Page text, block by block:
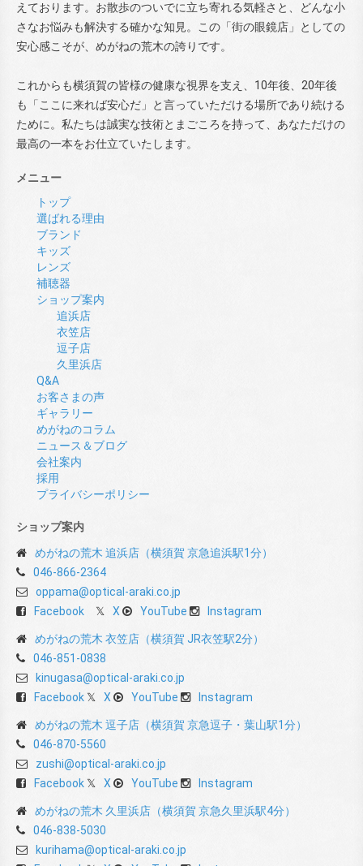
えております。お散歩のついでに立ち寄れる気軽さと、どんな小
さなお悩みも解決する確かな知見。この「街の眼鏡店」としての
安心感こそが、めがねの荒木の誇りです。
これからも横須賀の皆様の健康な視界を支え、10年後、20年後
も「ここに来れば安心だ」と言っていただける場所であり続ける
ために。私たちは誠実な技術とまごころを持って、あなただけの
最高の一本をお仕立ていたします。
メニュー
トップ
選ばれる理由
ブランド
キッズ
レンズ
補聴器
ショップ案内
追浜店
衣笠店
逗子店
久里浜店
Q&A
お客さまの声
ギャラリー
めがねのコラム
ニュース＆ブログ
会社案内
採用
プライバシーポリシー
ショップ案内
めがねの荒木 追浜店（横須賀 京急追浜駅1分）
046-866-2364
oppama@optical-araki.co.jp
Facebook
X YouTube Instagram
めがねの荒木 衣笠店（横須賀 JR衣笠駅2分）
046-851-0838
kinugasa@optical-araki.co.jp
Facebook
X YouTube Instagram
めがねの荒木 逗子店（横須賀 京急逗子・葉山駅1分）
046-870-5560
zushi@optical-araki.co.jp
Facebook
X YouTube Instagram
めがねの荒木 久里浜店（横須賀 京急久里浜駅4分）
046-838-5030
kurihama@optical-araki.co.jp